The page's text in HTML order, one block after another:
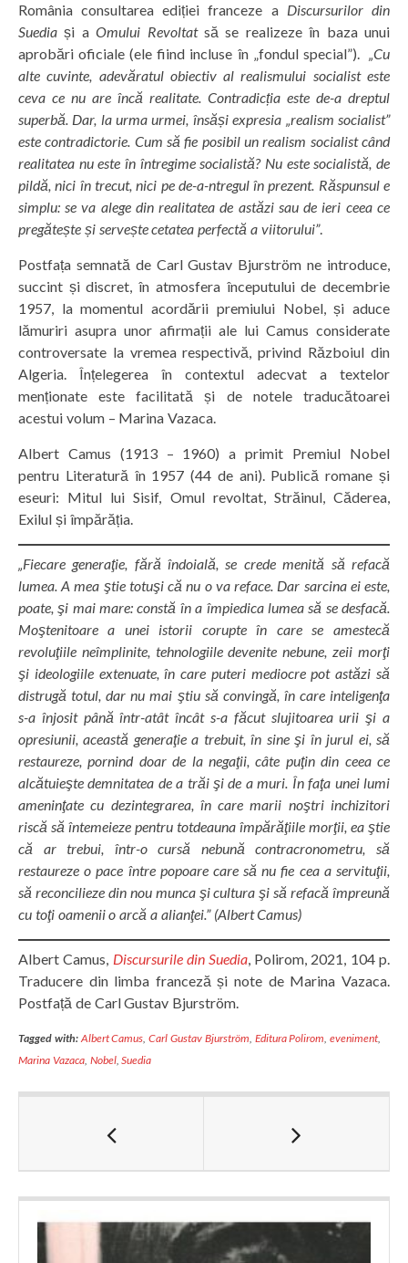
România consultarea ediției franceze a Discursurilor din
Suedia și aOmului Revoltatsă se realizeze în baza unui
aprobări oficiale (ele fiind incluse în „fondul special”). „Cu
alte cuvinte, adevăratul obiectiv al realismului socialist este
ceva ce nu are încă realitate. Contradicția este de-a dreptul
superbă. Dar, la urma urmei, însăși expresia „realism socialist”
este contradictorie. Cum să fie posibil un realism socialist când
realitatea nu este în întregime socialistă? Nu este socialistă, de
pildă, nici în trecut, nici pe de-a-ntregul în prezent. Răspunsul e
simplu: se va alege din realitatea de astăzi sau de ieri ceea ce
pregătește și servește cetatea perfectă a viitorului”.
Postfața semnată de Carl Gustav Bjurström ne introduce,
succint și discret, în atmosfera începutului de decembrie
1957, la momentul acordării premiului Nobel, și aduce
lămuriri asupra unor afirmații ale lui Camus considerate
controversate la vremea respectivă, privind Războiul din
Algeria. Înțelegerea în contextul adecvat a textelor
menționate este facilitată și de notele traducătoarei
acestui volum – Marina Vazaca.
Albert Camus (1913 – 1960) a primit Premiul Nobel
pentru Literatură în 1957 (44 de ani). Publică romane și
eseuri: Mitul lui Sisif, Omul revoltat, Străinul, Căderea,
Exilul și împărăția.
„Fiecare generaţie, fără îndoială, se crede menită să refacă
lumea. A mea ştie totuşi că nu o va reface. Dar sarcina ei este,
poate, şi mai mare: constă în a împiedica lumea să se desfacă.
Moştenitoare a unei istorii corupte în care se amestecă
revoluţiile neîmplinite, tehnologiile devenite nebune, zeii morţi
şi ideologiile extenuate, în care puteri mediocre pot astăzi să
distrugă totul, dar nu mai ştiu să convingă, în care inteligenţa
s-a înjosit până într-atât încât s-a făcut slujitoarea urii şi a
opresiunii, această generaţie a trebuit, în sine şi în jurul ei, să
restaureze, pornind doar de la negaţii, câte puţin din ceea ce
alcătuieşte demnitatea de a trăi şi de a muri. În faţa unei lumi
ameninţate cu dezintegrarea, în care marii noştri inchizitori
riscă să întemeieze pentru totdeauna împărăţiile morţii, ea ştie
că ar trebui, într-o cursă nebună contracronometru, să
restaureze o pace între popoare care să nu fie cea a servituţii,
să reconcilieze din nou munca şi cultura şi să refacă împreună
cu toţi oamenii o arcă a alianţei.” (Albert Camus)
Albert Camus, Discursurile din Suedia, Polirom, 2021, 104 p.
Traducere din limba franceză și note de Marina Vazaca.
Postfață de Carl Gustav Bjurström.
Tagged with:Albert Camus,Carl Gustav Bjurström, Editura Polirom,eveniment,
Marina Vazaca, Nobel,Suedia